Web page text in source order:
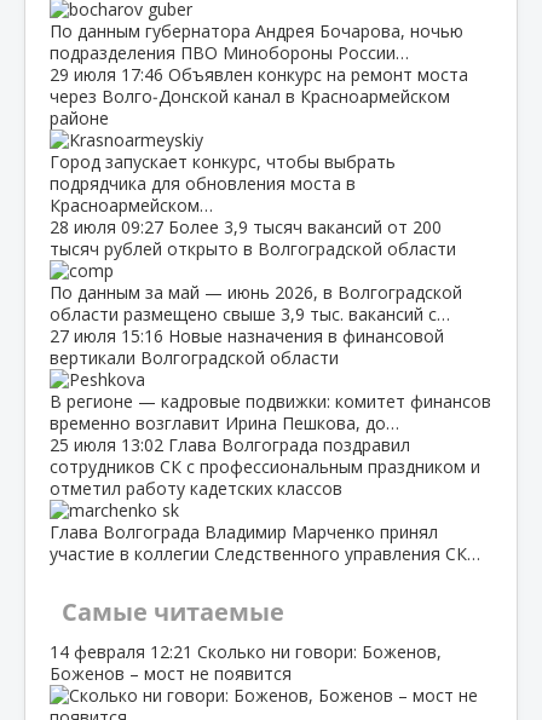
По данным губернатора Андрея Бочарова, ночью
подразделения ПВО Минобороны России…
29 июля 17:46 Объявлен конкурс на ремонт моста
через Волго‑Донской канал в Красноармейском
районе
Город запускает конкурс, чтобы выбрать
подрядчика для обновления моста в
Красноармейском…
28 июля 09:27 Более 3,9 тысяч вакансий от 200
тысяч рублей открыто в Волгоградской области
По данным за май — июнь 2026, в Волгоградской
области размещено свыше 3,9 тыс. вакансий с…
27 июля 15:16 Новые назначения в финансовой
вертикали Волгоградской области
В регионе — кадровые подвижки: комитет финансов
временно возглавит Ирина Пешкова, до…
25 июля 13:02 Глава Волгограда поздравил
сотрудников СК с профессиональным праздником и
отметил работу кадетских классов
Глава Волгограда Владимир Марченко принял
участие в коллегии Следственного управления СК…
Самые читаемые
14 февраля 12:21 Сколько ни говори: Боженов,
Боженов – мост не появится